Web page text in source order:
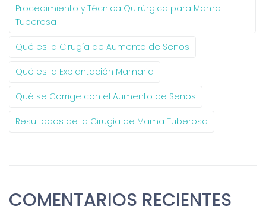
Procedimiento y Técnica Quirúrgica para Mama
Tuberosa
Qué es la Cirugía de Aumento de Senos
Qué es la Explantación Mamaria
Qué se Corrige con el Aumento de Senos
Resultados de la Cirugía de Mama Tuberosa
COMENTARIOS RECIENTES